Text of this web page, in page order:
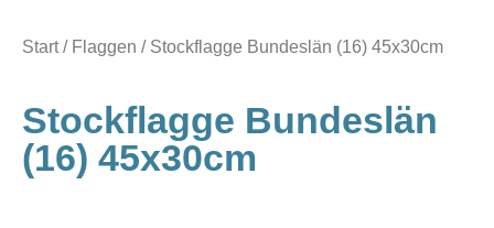
Start/ Flaggen / Stockflagge Bundeslän (16) 45x30cm
Stockflagge Bundeslän
(16) 45x30cm